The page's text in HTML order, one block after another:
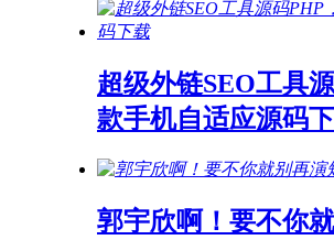
超级外链SEO工具
款手机自适应源码
郭宇欣啊！要不你